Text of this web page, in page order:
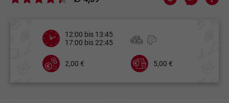
12:00 bis 13:45
17:00 bis 22:45
2,00 € 5,00 €